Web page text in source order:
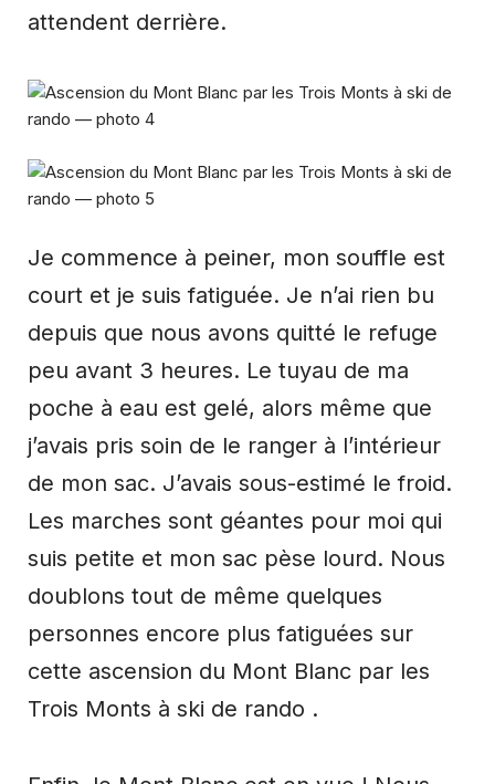
attendent derrière.
Je commence à peiner, mon souffle est
court et je suis fatiguée. Je n’ai rien bu
depuis que nous avons quitté le refuge
peu avant 3 heures. Le tuyau de ma
poche à eau est gelé, alors même que
j’avais pris soin de le ranger à l’intérieur
de mon sac. J’avais sous-estimé le froid.
Les marches sont géantes pour moi qui
suis petite et mon sac pèse lourd. Nous
doublons tout de même quelques
personnes encore plus fatiguées sur
cette ascension du Mont Blanc par les
Trois Monts à ski de rando .